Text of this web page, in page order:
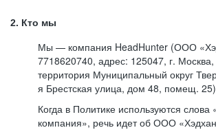
2. Кто мы
Мы — компания HeadHunter (ООО
7718620740, адрес: 125047, г. Москва,
территория Муниципальный округ
я Брестская улица, дом 48, помещ.
Когда в Политике используются
компания», речь идет об ООО